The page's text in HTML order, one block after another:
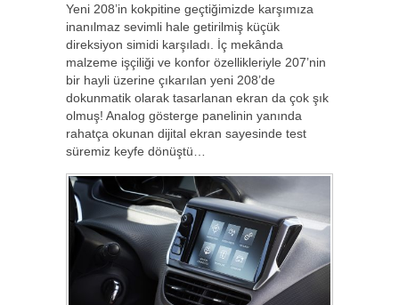
Yeni 208’in kokpitine geçtiğimizde karşımıza
inanılmaz sevimli hale getirilmiş küçük
direksiyon simidi karşıladı. İç mekânda
malzeme işçiliği ve konfor özellikleriyle 207’nin
bir hayli üzerine çıkarılan yeni 208’de
dokunmatik olarak tasarlanan ekran da çok şık
olmuş! Analog gösterge panelinin yanında
rahatça okunan dijital ekran sayesinde test
süremiz keyfe dönüştü…